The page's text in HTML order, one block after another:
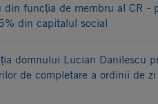
din funcția de membru al CR -
din capitalul social
domnului Lucian Danilescu
de completare a ordinii de